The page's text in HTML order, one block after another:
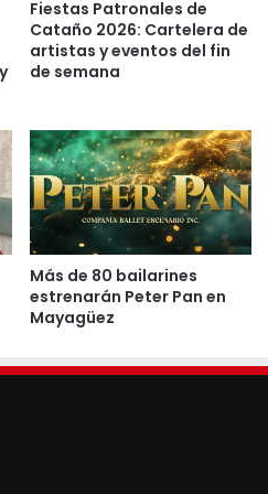
puertorriqueño”,
locales y visitantes, como
teatros, gastronomía
vida nocturna, eventos
calendario en constante
a la ciudad caribeña como
del hemisferio.
presentará su nueva ruta
Fiestas Patronales de
Cataño 2026: Cartelera de
artistas y eventos del fin
de semana
Más de 80 bailarines
estrenarán Peter Pan en
Mayagüez